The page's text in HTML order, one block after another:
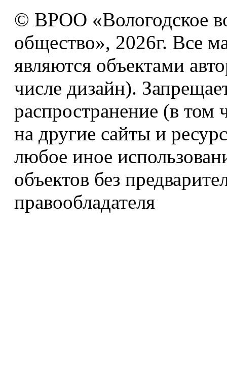
© ВРОО «Вологодское
общество», 2026г. Все
являются объектами
числе дизайн).
распространение (в том
на другие сайты и
любое иное
объектов без
правообладателя